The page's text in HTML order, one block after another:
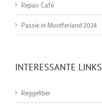
Repair Café
Passie in Montferland 2024
INTERESSANTE LINKS
Reggefiber